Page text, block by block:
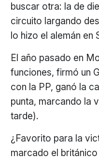
buscar otra: la de
circuito largando
lo hizo el alemán en
El año pasado en
funciones, firmó un
con la PP, ganó la
punta, marcando la
tarde).
¿Favorito para la
marcado el